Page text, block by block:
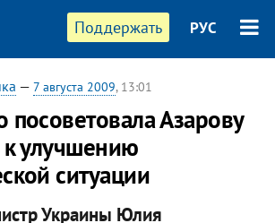
Поддержать РУС
— 7 августа 2009, 13:01
Азарову
к улучшению
ситуации
Украины Юлия